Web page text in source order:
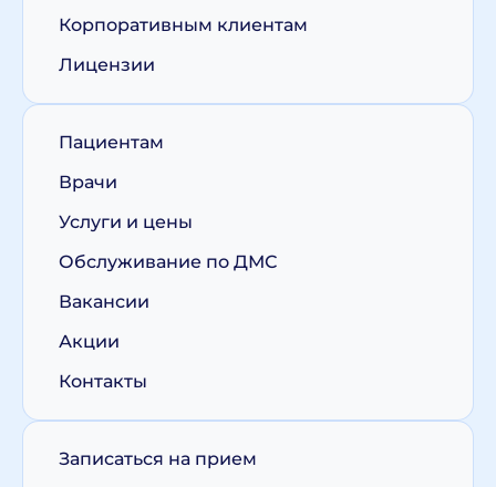
Корпоративным клиентам
Лицензии
Пациентам
Врачи
Услуги и цены
Обслуживание по ДМС
Вакансии
Акции
Контакты
Записаться на прием